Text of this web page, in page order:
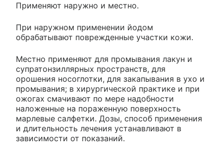
Применяют наружно и местно.
При наружном применении йодом
обрабатывают поврежденные участки кожи.
Местно применяют для промывания лакун и
супратонзиллярных пространств, для
орошения носоглотки, для закапывания в ухо и
промывания; в хирургической практике и при
ожогах смачивают по мере надобности
наложенные на пораженную поверхность
марлевые салфетки. Дозы, способ применения
и длительность лечения устанавливают в
зависимости от показаний.